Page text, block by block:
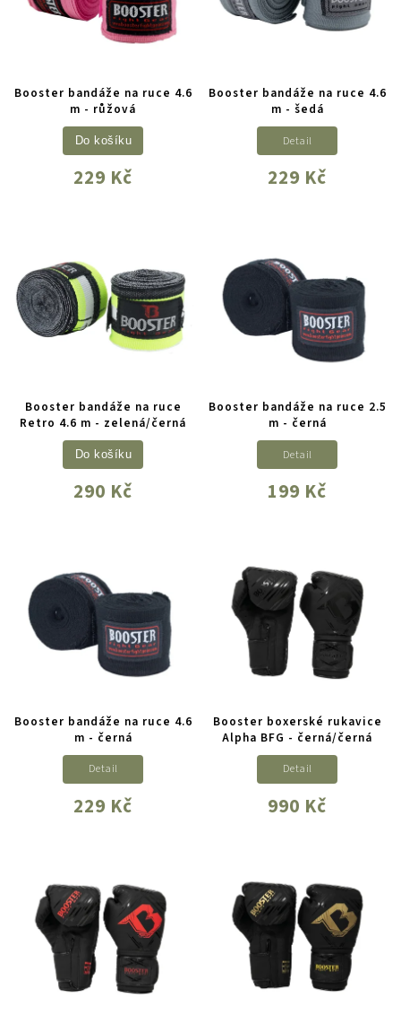
Booster bandáže na ruce 4.6
m - růžová
229 Kč
Do košíku
Booster bandáže na ruce 4.6
m - šedá
229 Kč
Detail
Booster bandáže na ruce
Retro 4.6 m - zelená/černá
290 Kč
Do košíku
Booster bandáže na ruce 2.5
m - černá
199 Kč
Detail
Booster bandáže na ruce 4.6
m - černá
229 Kč
Detail
Booster boxerské rukavice
Alpha BFG - černá/černá
990 Kč
Detail